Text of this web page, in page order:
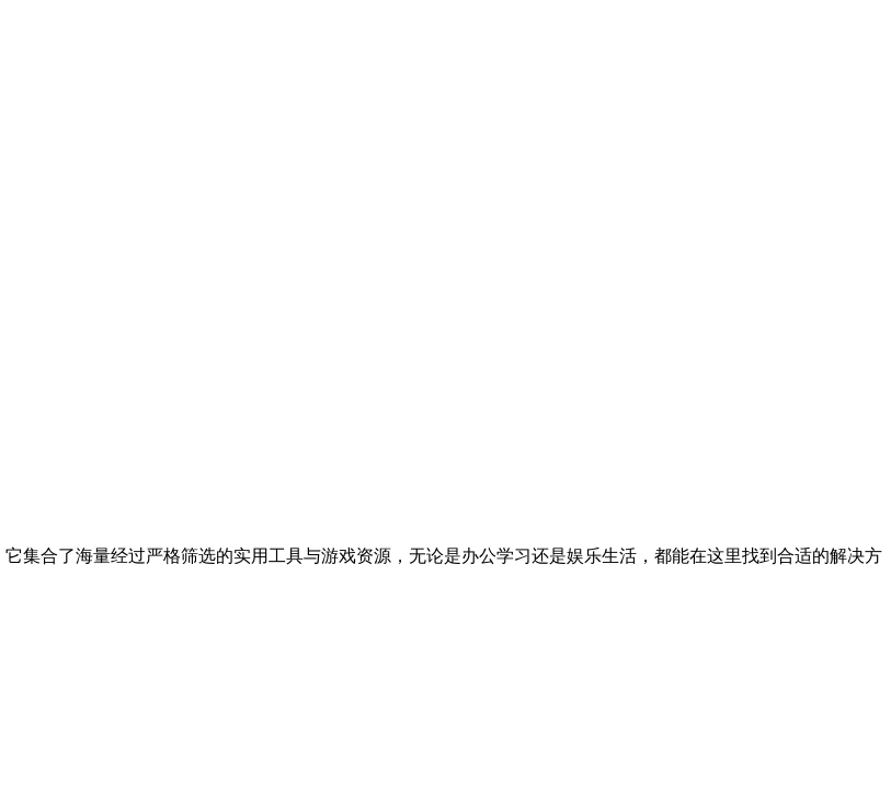
集合了海量经过严格筛选的实用工具与游戏资源，无论是办公学习还是娱乐生活，都能在这里找到合适的解决方